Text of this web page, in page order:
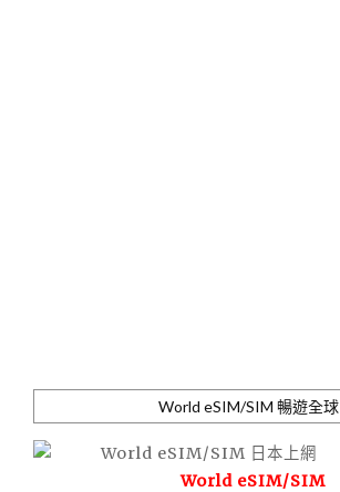
World eSIM/SIM 暢遊全球
World eSIM/SIM